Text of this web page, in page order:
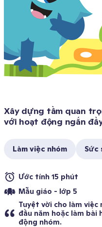
Xây dựng tầm quan
với hoạt động ngắn
Làm việc nhóm Sức
Ước tính 15 phút
Mẫu giáo - lớp 5
Tuyệt vời cho làm
đầu năm hoặc làm
động nhóm.